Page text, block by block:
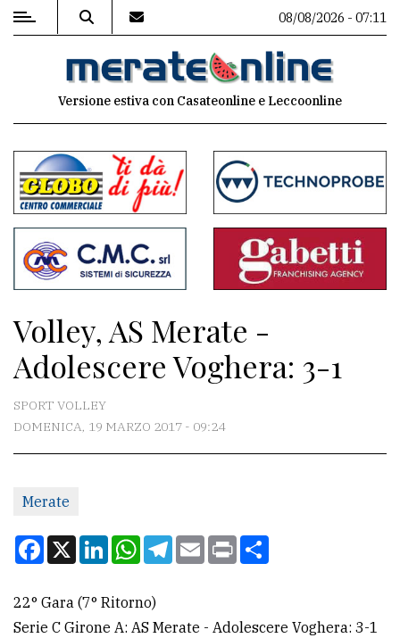
MENU
commenti
Contenuti
del
sito
Associazioni
Meteo
redazione
Scrivici
la
tua
08/08/2026 - 07:11
Versione estiva con Casateonline e Leccoonline
Volley, AS Merate -
Adolescere Voghera: 3-1
SPORT VOLLEY
DOMENICA, 19 MARZO 2017 - 09:24
Merate
Facebook
X LinkedInWhatsApp
Telegram
EmailPrint
22° Gara (7° Ritorno)
Serie C Girone A: AS Merate - Adolescere Voghera: 3-1